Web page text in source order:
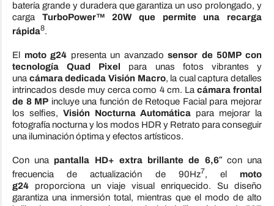
batería grande y duradera que garantiza un uso prolongado, y
carga TurboPower™ 20W que permite una recarga
rápida8.
El moto g24 presenta un avanzadosensor de 50MP con
tecnología Quad Pixel para unas fotos vibrantes y
una cámara dedicada Visión Macro, la cual captura detalles
intrincados desde muy cerca como 4 cm. La cámara frontal
de 8 MP incluye una función de Retoque Facial para mejorar
los selfies, Visión Nocturna Automática para mejorar la
fotografía nocturna y los modos HDR y Retrato para conseguir
una iluminación óptima y efectos artísticos.
Con una pantalla HD+ extra brillante de 6,6″con una
frecuencia de actualización de 90Hz7, el moto
g24proporciona un viaje visual enriquecido. Su diseño
garantiza una inmersión total, mientras que el modo de alto